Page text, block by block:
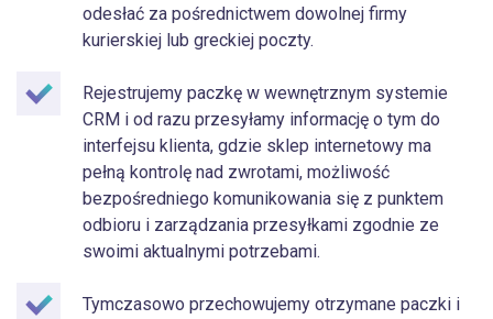
odesłać za pośrednictwem dowolnej firmy
kurierskiej lub greckiej poczty.
Rejestrujemy paczkę w wewnętrznym systemie
CRM i od razu przesyłamy informację o tym do
interfejsu klienta, gdzie sklep internetowy ma
pełną kontrolę nad zwrotami, możliwość
bezpośredniego komunikowania się z punktem
odbioru i zarządzania przesyłkami zgodnie ze
swoimi aktualnymi potrzebami.
Tymczasowo przechowujemy otrzymane paczki i